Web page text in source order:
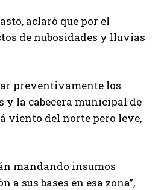
aclaró que por el
de nubosidades y lluvias
preventivamente los
y la cabecera municipal de
viento del norte pero leve,
mandando insumos
sus bases en esa zona”,